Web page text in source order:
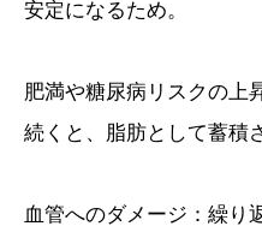
安定になるため。
肥満や糖尿病リスクの上
続くと、脂肪として蓄積
血管へのダメージ：繰り